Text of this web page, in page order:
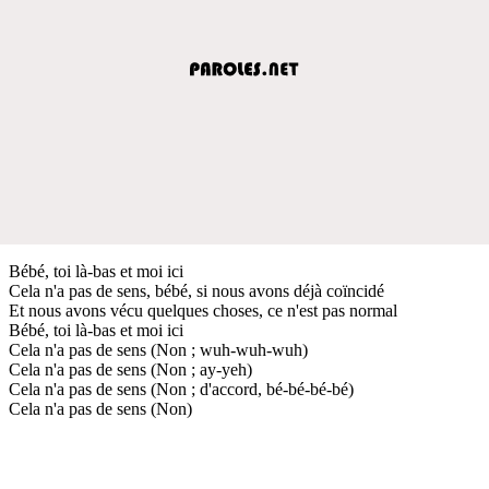
Bébé, toi là-bas et moi ici
Cela n'a pas de sens, bébé, si nous avons déjà coïncidé
Et nous avons vécu quelques choses, ce n'est pas normal
Bébé, toi là-bas et moi ici
Cela n'a pas de sens (Non ; wuh-wuh-wuh)
Cela n'a pas de sens (Non ; ay-yeh)
Cela n'a pas de sens (Non ; d'accord, bé-bé-bé-bé)
Cela n'a pas de sens (Non)